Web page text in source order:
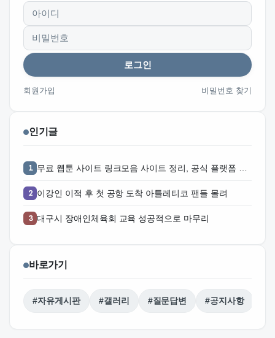
아이디
비밀번호
로그인
회원가입 비밀번호 찾기
인기글
이강인 이적 후 첫 공항 도착 아틀레티코 팬들 몰려
대구시 장애인체육회 교육 성공적으로 마무리
바로가기
#자유게시판 #갤러리 #질문답변 #공지사항